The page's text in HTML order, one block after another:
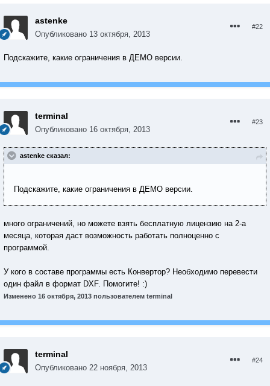
astenke
Опубликовано 13 октября, 2013
#22
Подскажите, какие ограничения в ДЕМО версии.
terminal
Опубликовано 16 октября, 2013
#23
astenke сказал:
Подскажите, какие ограничения в ДЕМО версии.
много ограничений, но можете взять бесплатную лицензию на 2-а
месяца, которая даст возможность работать полноценно с
программой.
У кого в составе программы есть Конвертор? Необходимо перевести
один файл в формат DXF. Помогите! :)
Изменено 16 октября, 2013 пользователем terminal
terminal
Опубликовано 22 ноября, 2013
#24